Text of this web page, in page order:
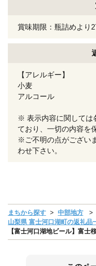
賞味期限：瓶詰めより
【アレルギー】
小麦
アルコール
※ 表示内容に関しては
ており、一切の内容を
※ご不明の点がござい
わせ下さい。
まちから探す 中部地方
山梨県 富士河口湖町の返礼品
【富士河口湖地ビール】富士